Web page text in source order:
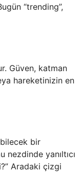
“trending”,
Güven, katman
hareketinizin en
bir
yanıltıcı
Aradaki çizgi